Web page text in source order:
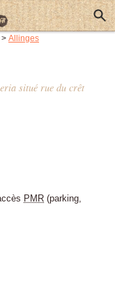
> Allinges
situé rue du crêt
PMR (parking,